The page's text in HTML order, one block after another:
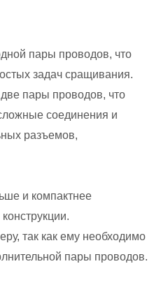
пары проводов, что
задач сращивания.
пары проводов, что
соединения и
разъемов,
и компактнее
так как ему необходимо
пары проводов.